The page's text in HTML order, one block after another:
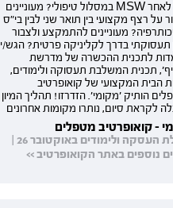
עו"ס לאחר MSW במסלול טיפולי? מעוניינים
על רצף מקצועי בין תואר שני לבין בי"ס
מעוניינים להתמקצע ולצבור
תעסוקתי בדרך לקליניקה פרטית? הגש/י
לתכנית ההכשרה של מדרשת
תכנית המשלבת תעסוקה ולימודים,
הבית המקצועי של קואופרטיב
הותיק 'מקומי'. הזדרזו! תהליך המיון
לקראת סיום, נותרו מקומות אחרונים
- קואופרטיב מטפלים
תחילת העסקה ולימודים באוקטובר 26 |
נוספים באתר הקואופרטיב >>